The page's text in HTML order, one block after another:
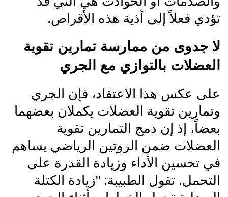
تؤدي فعلاً إلى أذية هذه الأقراص.
لا جدوى من ممارسة تمارين تقوية
العضلات بالتوازي مع الجري
على عكس هذا الاعتقاد، فإن الجري
وتمارين تقوية العضلات يكملان بعضهما
بعضاً، إذ إن دمج التمارين تقوية
العضلات ضمن الروتين الرياضي يساهم
في تحسين الأداء وزيادة القدرة على
التحمل. تقول الطبيبة: "زيادة الكتلة